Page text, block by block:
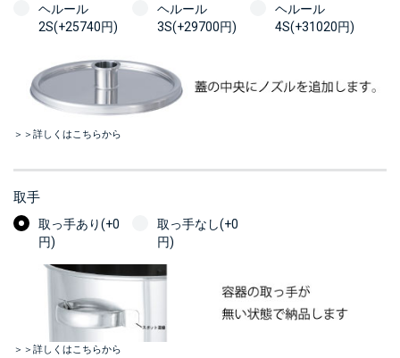
ヘルール
2S(+25740円)
ヘルール
3S(+29700円)
ヘルール
4S(+31020円)
＞＞詳しくはこちらから
取手
取っ手あり(+0
円)
取っ手なし(+0
円)
＞＞詳しくはこちらから